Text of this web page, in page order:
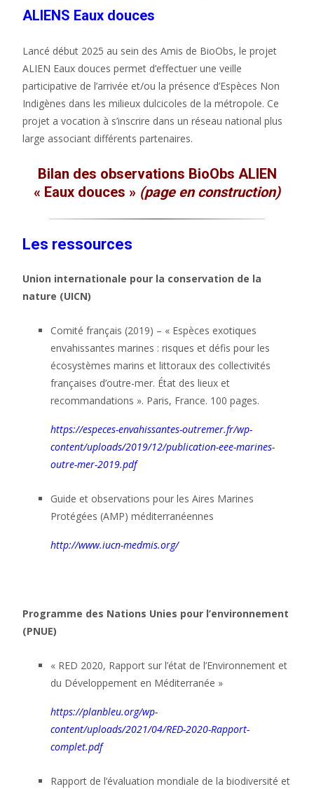
ALIENS Eaux douces
Lancé début 2025 au sein des Amis de BioObs, le projet
ALIEN Eaux douces permet d’effectuer une veille
participative de l’arrivée et/ou la présence d’Espèces Non
Indigènes dans les milieux dulcicoles de la métropole. Ce
projet a vocation à s’inscrire dans un réseau national plus
large associant différents partenaires.
Bilan des observations BioObs ALIEN
« Eaux douces » (page en construction)
Les ressources
Union internationale pour la conservation de la
nature (UICN)
Comité français (2019) – « Espèces exotiques
envahissantes marines : risques et défis pour les
écosystèmes marins et littoraux des collectivités
françaises d’outre-mer. État des lieux et
recommandations ». Paris, France. 100 pages.
https://especes-envahissantes-outremer.fr/wp-
content/uploads/2019/12/publication-eee-marines-
outre-mer-2019.pdf
Guide et observations pour les Aires Marines
Protégées (AMP) méditerranéennes
http://www.iucn-medmis.org/
Programme des Nations Unies pour l’environnement
(PNUE)
« RED 2020, Rapport sur l’état de l’Environnement et
du Développement en Méditerranée »
https://planbleu.org/wp-
content/uploads/2021/04/RED-2020-Rapport-
complet.pdf
Rapport de l’évaluation mondiale de la biodiversité et